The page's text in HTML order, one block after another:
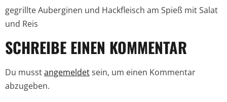
gegrillte Auberginen und Hackfleisch am Spieß mit Salat
und Reis
SCHREIBE EINEN KOMMENTAR
Du musstangemeldetsein, um einen Kommentar
abzugeben.